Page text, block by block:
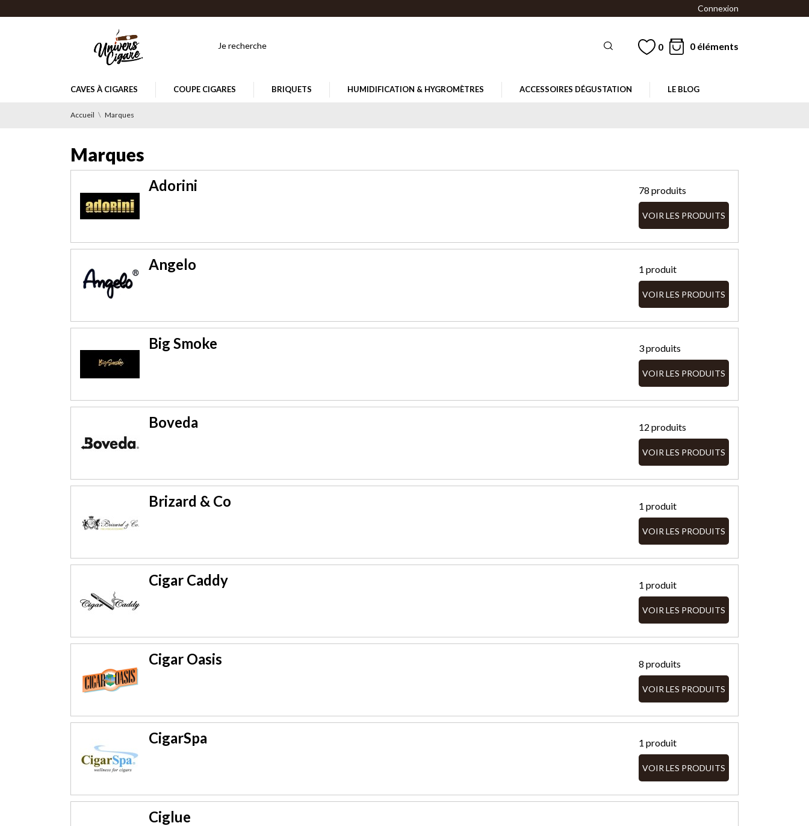
Connexion
0 0 éléments
CAVES À CIGARES COUPE CIGARES BRIQUETS HUMIDIFICATION & HYGROMÈTRES ACCESSOIRES DÉGUSTATION LE BLOG
Accueil Marques
Marques
Adorini 78 produits
VOIR LES PRODUITS
Angelo 1 produit
VOIR LES PRODUITS
Big Smoke 3 produits
VOIR LES PRODUITS
Boveda 12 produits
VOIR LES PRODUITS
Brizard & Co 1 produit
VOIR LES PRODUITS
Cigar Caddy 1 produit
VOIR LES PRODUITS
Cigar Oasis 8 produits
VOIR LES PRODUITS
CigarSpa 1 produit
VOIR LES PRODUITS
Ciglue